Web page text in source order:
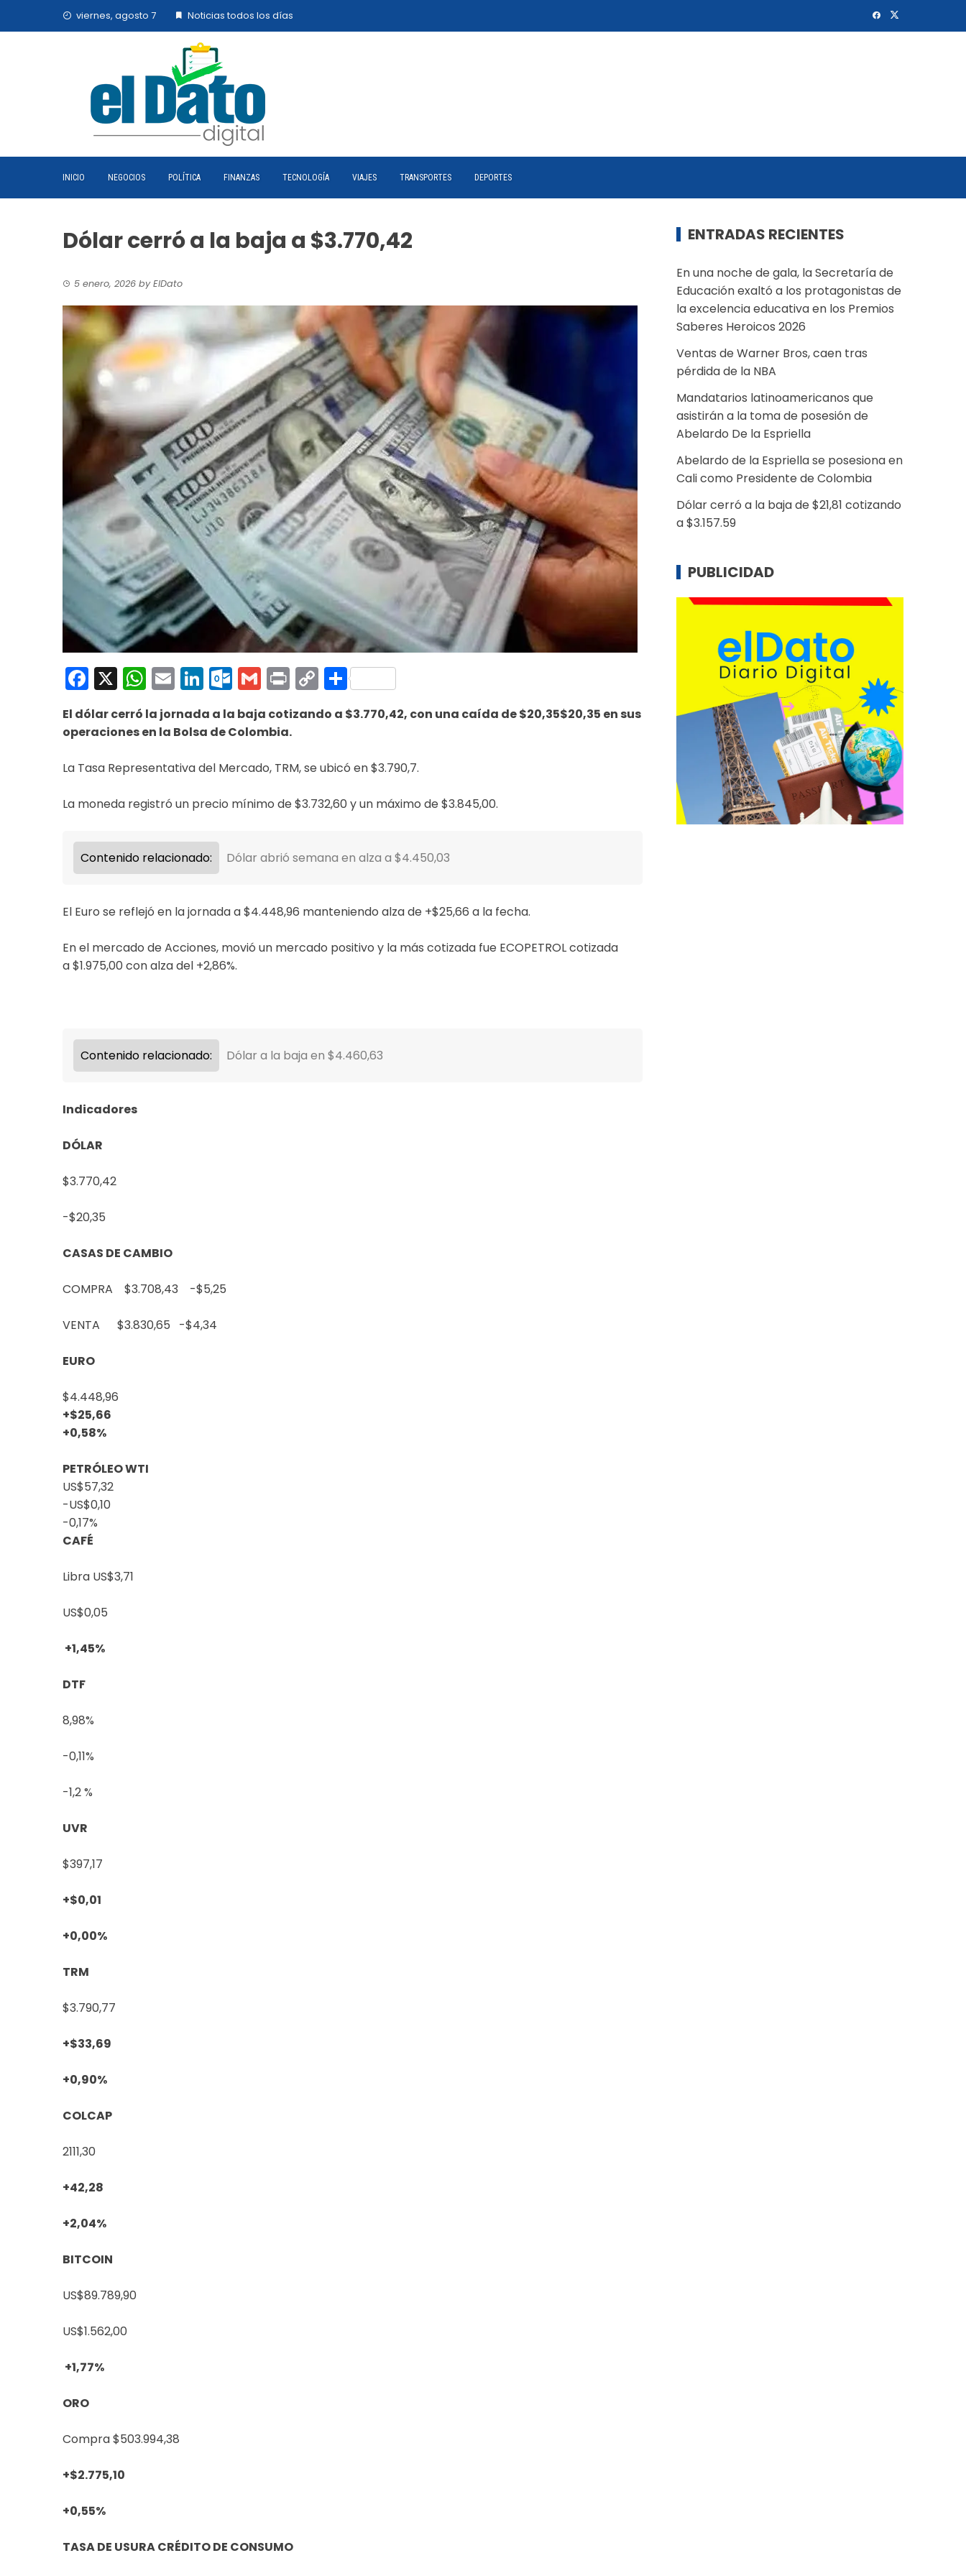
viernes, agosto 7 Noticias todos los días
INICIO NEGOCIOS POLÍTICA FINANZAS TECNOLOGÍA VIAJES TRANSPORTES DEPORTES
Dólar cerró a la baja a $3.770,42
5 enero, 2026 byElDato
Facebook
X WhatsApp
EmailLinkedIn
Outlook.com
Gmail
PrintCopy
Link
Compartir
El dólar cerró la jornada a la baja cotizando a $3.770,42, con una caída de $20,35$20,35 en sus
operaciones en la Bolsa de Colombia.
La Tasa Representativa del Mercado, TRM, se ubicó en $3.790,7.
La moneda registró un precio mínimo de $3.732,60 y un máximo de $3.845,00.
Contenido relacionado: Dólar abrió semana en alza a $4.450,03
El Euro se reflejó en la jornada a $4.448,96 manteniendo alza de +$25,66 a la fecha.
En el mercado de Acciones, movió un mercado positivo y la más cotizada fue ECOPETROL cotizada
a $1.975,00 con alza del +2,86%.
Contenido relacionado: Dólar a la baja en $4.460,63
Indicadores
DÓLAR
$3.770,42
-$20,35
CASAS DE CAMBIO
COMPRA $3.708,43 -$5,25
VENTA $3.830,65 -$4,34
EURO
$4.448,96
+$25,66
+0,58%
PETRÓLEO WTI
US$57,32
-US$0,10
-0,17%
CAFÉ
Libra US$3,71
US$0,05
+1,45%
DTF
8,98%
-0,11%
-1,2 %
UVR
$397,17
+$0,01
+0,00%
TRM
$3.790,77
+$33,69
+0,90%
COLCAP
2111,30
+42,28
+2,04%
BITCOIN
US$89.789,90
US$1.562,00
+1,77%
ORO
Compra$503.994,38
+$2.775,10
+0,55%
TASA DE USURA CRÉDITO DE CONSUMO
ENTRADAS RECIENTES
En una noche de gala, la Secretaría de
Educación exaltó a los protagonistas de
la excelencia educativa en los Premios
Saberes Heroicos 2026
Ventas de Warner Bros, caen tras
pérdida de la NBA
Mandatarios latinoamericanos que
asistirán a la toma de posesión de
Abelardo De la Espriella
Abelardo de la Espriella se posesiona en
Cali como Presidente de Colombia
Dólar cerró a la baja de $21,81 cotizando
a $3.157.59
PUBLICIDAD